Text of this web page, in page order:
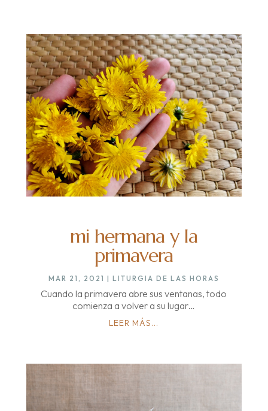
mi hermana y la
primavera
MAR 21, 2021 | LITURGIA DE LAS HORAS
Cuando la primavera abre sus ventanas, todo
comienza a volver a su lugar…
LEER MÁS...